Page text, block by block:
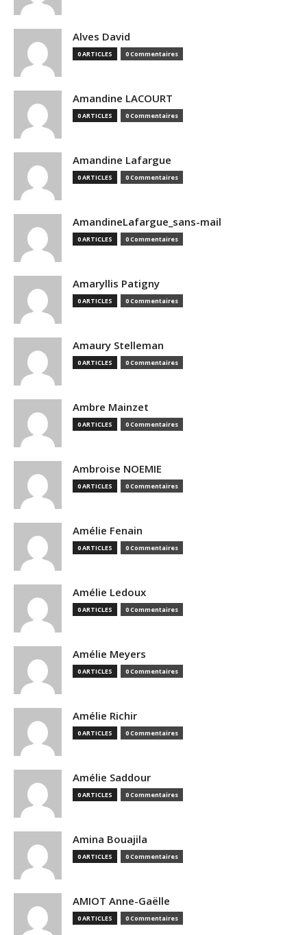
Alves David
0 ARTICLES 0 Commentaires
Amandine LACOURT
0 ARTICLES 0 Commentaires
Amandine Lafargue
0 ARTICLES 0 Commentaires
AmandineLafargue_sans-mail
0 ARTICLES 0 Commentaires
Amaryllis Patigny
0 ARTICLES 0 Commentaires
Amaury Stelleman
0 ARTICLES 0 Commentaires
Ambre Mainzet
0 ARTICLES 0 Commentaires
Ambroise NOEMIE
0 ARTICLES 0 Commentaires
Amélie Fenain
0 ARTICLES 0 Commentaires
Amélie Ledoux
0 ARTICLES 0 Commentaires
Amélie Meyers
0 ARTICLES 0 Commentaires
Amélie Richir
0 ARTICLES 0 Commentaires
Amélie Saddour
0 ARTICLES 0 Commentaires
Amina Bouajila
0 ARTICLES 0 Commentaires
AMIOT Anne-Gaëlle
0 ARTICLES 0 Commentaires